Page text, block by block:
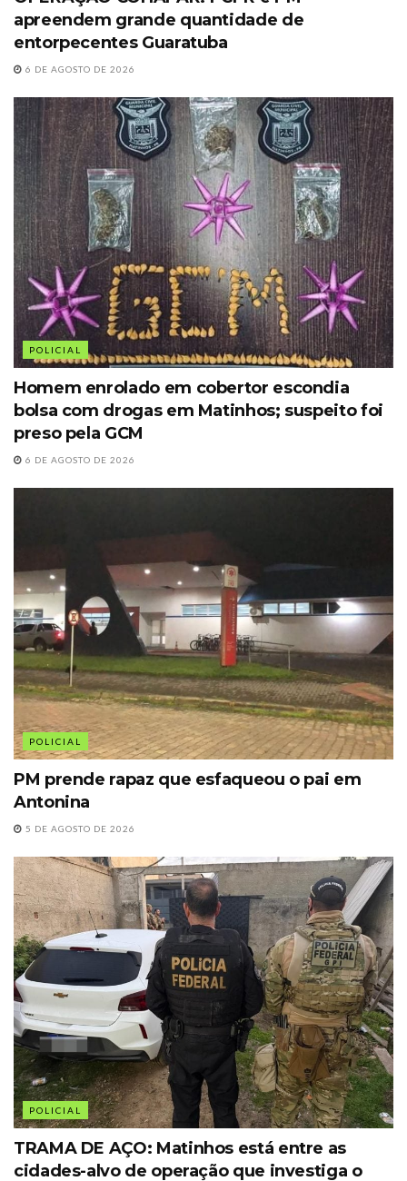
apreendem grande quantidade de
entorpecentes Guaratuba
6 DE AGOSTO DE 2026
POLICIAL
Homem enrolado em cobertor escondia
bolsa com drogas em Matinhos; suspeito foi
preso pela GCM
6 DE AGOSTO DE 2026
POLICIAL
PM prende rapaz que esfaqueou o pai em
Antonina
5 DE AGOSTO DE 2026
POLICIAL
TRAMA DE AÇO: Matinhos está entre as
cidades-alvo de operação que investiga o